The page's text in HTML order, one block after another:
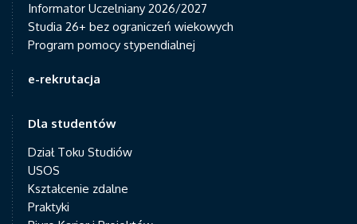
Informator Uczelniany 2026/2027
Studia 26+ bez ograniczeń wiekowych
Program pomocy stypendialnej
e-rekrutacja
Dla studentów
Dział Toku Studiów
USOS
Kształcenie zdalne
Praktyki